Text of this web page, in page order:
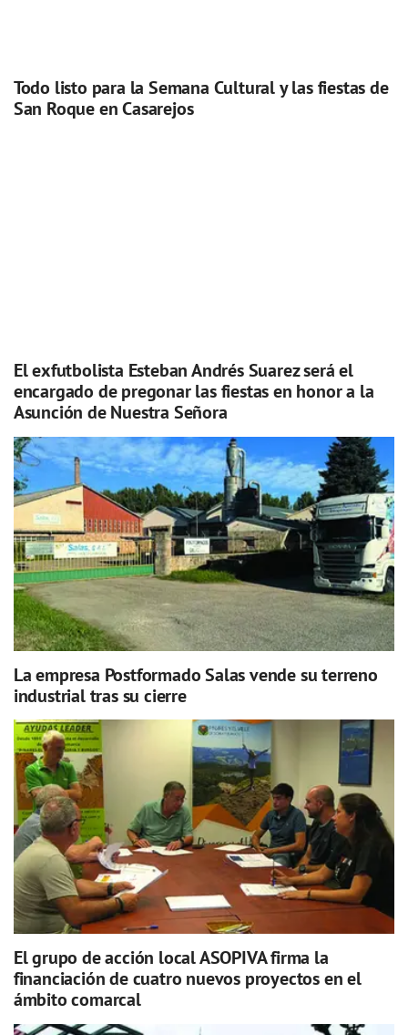
Todo listo para la Semana Cultural y las fiestas de
San Roque en Casarejos
El exfutbolista Esteban Andrés Suarez será el
encargado de pregonar las fiestas en honor a la
Asunción de Nuestra Señora
La empresa Postformado Salas vende su terreno
industrial tras su cierre
El grupo de acción local ASOPIVA firma la
financiación de cuatro nuevos proyectos en el
ámbito comarcal